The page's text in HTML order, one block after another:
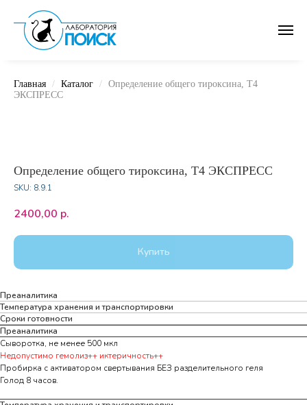
Главная Каталог
Определение общего тироксина, Т4
ЭКСПРЕСС
Определение общего тироксина, Т4 ЭКСПРЕСС
SKU: 8.9.1
2400,00 р.
Купить
Преаналитика
Температура хранения и транспортировки
Сроки готовности
Преаналитика
Сыворотка, не менее 500 мкл
Недопустимо гемолиз++ иктеричность++
Пробирка с активатором свертывания БЕЗ разделительного геля
Голод 8 часов.